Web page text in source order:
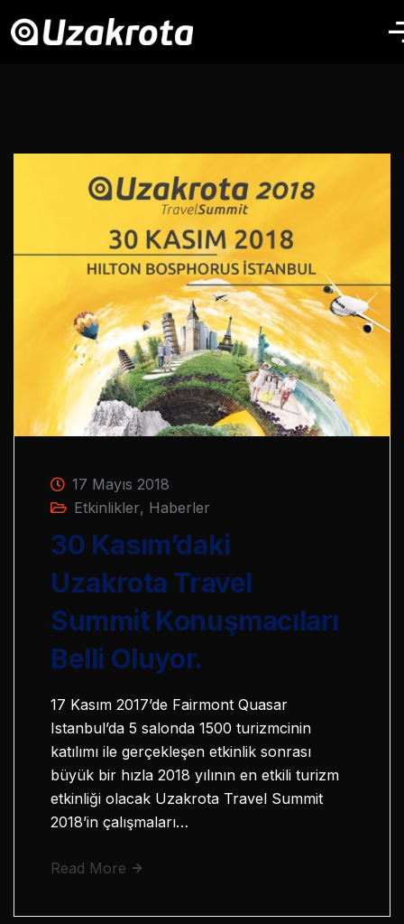
17 Mayıs 2018
Etkinlikler, Haberler
30 Kasım’daki
Uzakrota Travel
Summit Konuşmacıları
Belli Oluyor.
17 Kasım 2017’de Fairmont Quasar
Istanbul’da 5 salonda 1500 turizmcinin
katılımı ile gerçekleşen etkinlik sonrası
büyük bir hızla 2018 yılının en etkili turizm
etkinliği olacak Uzakrota Travel Summit
2018’in çalışmaları…
Read More